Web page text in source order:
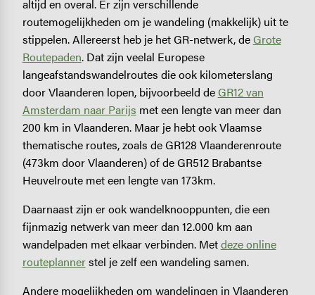
altijd en overal. Er zijn verschillende
routemogelijkheden om je wandeling (makkelijk) uit te
stippelen. Allereerst heb je het GR-netwerk, de Grote
Routepaden. Dat zijn veelal Europese
langeafstandswandelroutes die ook kilometerslang
door Vlaanderen lopen, bijvoorbeeld de GR12 van
Amsterdam naar Parijs met een lengte van meer dan
200 km in Vlaanderen. Maar je hebt ook Vlaamse
thematische routes, zoals de GR128 Vlaanderenroute
(473km door Vlaanderen) of de GR512 Brabantse
Heuvelroute met een lengte van 173km.
Daarnaast zijn er ook wandelknooppunten, die een
fijnmazig netwerk van meer dan 12.000 km aan
wandelpaden met elkaar verbinden. Metdeze online
routeplannerstel je zelf een wandeling samen.
Andere mogelijkheden om wandelingen in Vlaanderen